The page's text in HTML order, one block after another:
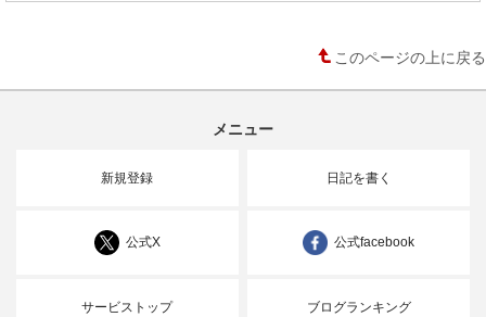
このページの上に戻る
メニュー
新規登録 日記を書く
公式X 公式facebook
サービストップ ブログランキング